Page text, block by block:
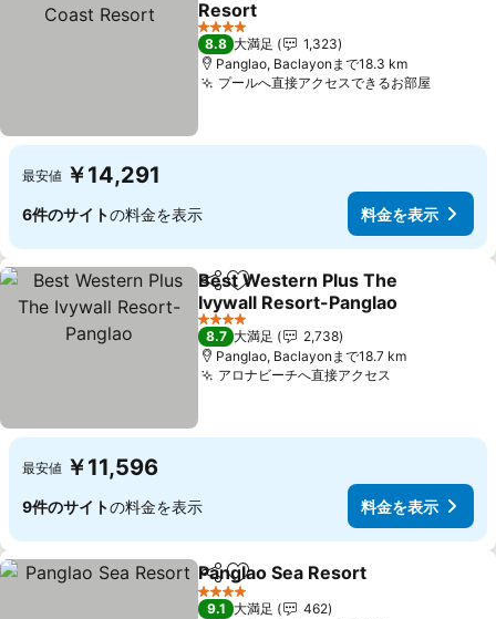
Resort
4 ホテルのランク
8.8 大満足
1,323
Panglao, Baclayonまで18.3 km
プールへ直接アクセスできるお部屋
最安値 ￥14,291
6件のサイトの料金を表示 料金を表示
シェアお気に入りに追加
Best Western Plus The
Ivywall Resort-Panglao
4 ホテルのランク
8.7 大満足
2,738
Panglao, Baclayonまで18.7 km
アロナビーチへ直接アクセス
最安値 ￥11,596
9件のサイトの料金を表示 料金を表示
シェアお気に入りに追加
Panglao Sea Resort
4 ホテルのランク
9.1 大満足
462